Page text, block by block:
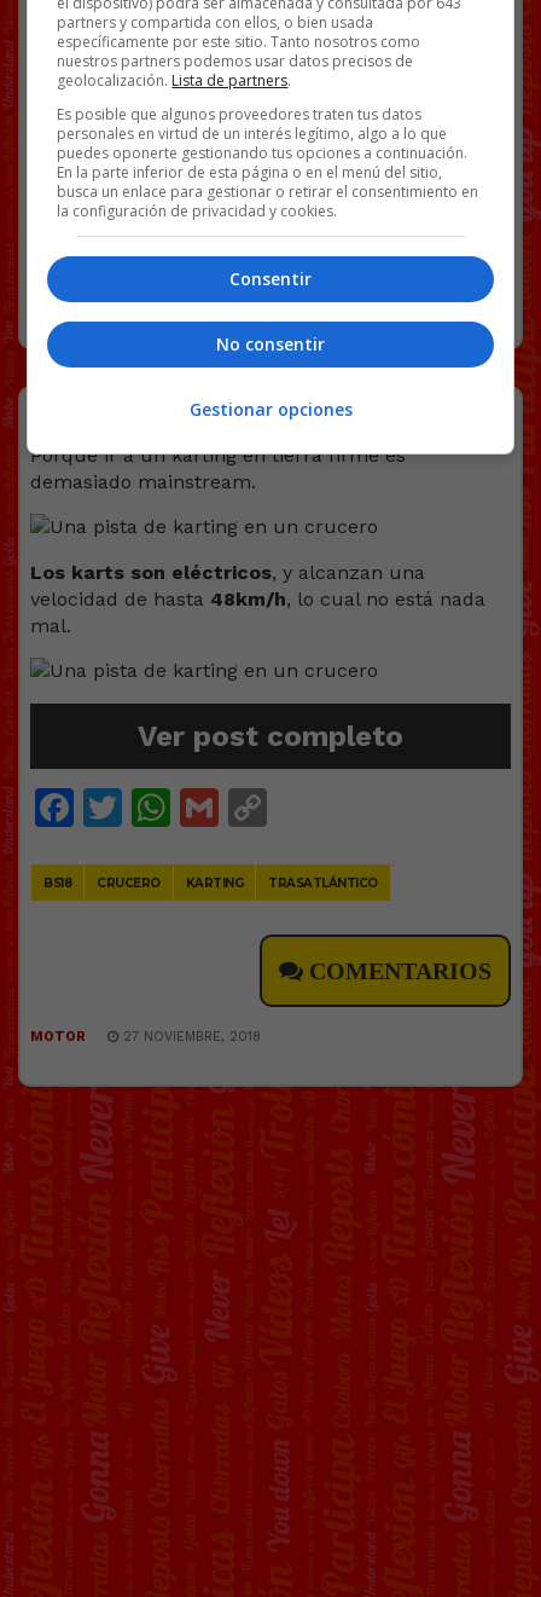
Facebook
Twitter
WhatsApp
Gmail
Copy
Link
BS18 HUMOR NEGRO PARALÍMPICA SILLA DE RUEDAS
VÍDEOS
40 COMENTARIOS
SIN CATEGORÍA 27 NOVIEMBRE, 2018
Una pista de karting en un crucero
Porque ir a un karting en tierra firme es
demasiado mainstream.
Los karts son eléctricos, y alcanzan una
velocidad de hasta 48km/h, lo cual no está nada
mal.
Ver post completo
Facebook
Twitter
WhatsApp
Gmail
BS18 CRUCERO KARTING TRASATLÁNTICO
COMENTARIOS
MOTOR 27 NOVIEMBRE, 2018
partners y compartida con ellos, o bien usada
específicamente por este sitio. Tanto nosotros como
nuestros partners podemos usar datos precisos de
geolocalización. Lista de partners.
Es posible que algunos proveedores traten tus datos
personales en virtud de un interés legítimo, algo a lo que
puedes oponerte gestionando tus opciones a continuación.
En la parte inferior de esta página o en el menú del sitio,
busca un enlace para gestionar o retirar el consentimiento en
la configuración de privacidad y cookies.
Consentir
No consentir
Gestionar opciones